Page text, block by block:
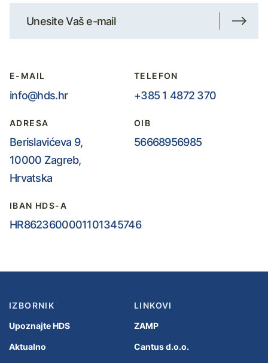
E-MAIL
info@hds.hr
TELEFON
+385 1 4872 370
ADRESA
Berislavićeva 9,
10000 Zagreb,
Hrvatska
OIB
56668956985
IBAN HDS-A
HR8623600001101345746
IZBORNIK
Upoznajte HDS
Aktualno
LINKOVI
ZAMP
Cantus d.o.o.